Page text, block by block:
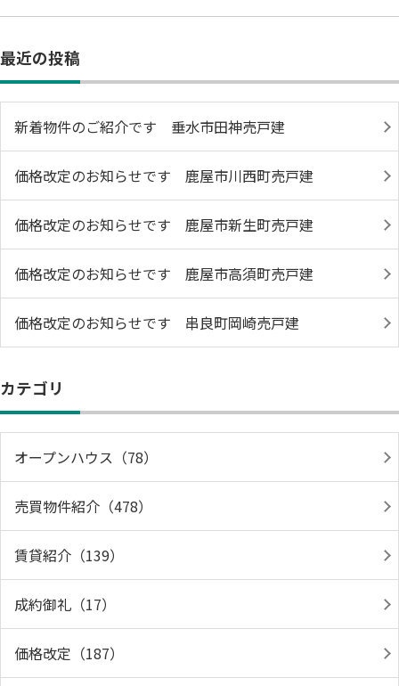
最近の投稿
新着物件のご紹介です 垂水市田神売戸建
価格改定のお知らせです 鹿屋市川西町売戸建
価格改定のお知らせです 鹿屋市新生町売戸建
価格改定のお知らせです 鹿屋市高須町売戸建
価格改定のお知らせです 串良町岡崎売戸建
カテゴリ
オープンハウス（78）
売買物件紹介（478）
賃貸紹介（139）
成約御礼（17）
価格改定（187）